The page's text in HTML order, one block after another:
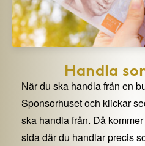
Handla
När du ska handla från en
Sponsorhuset och klickar
ska handla från. Då
sida där du handlar precis